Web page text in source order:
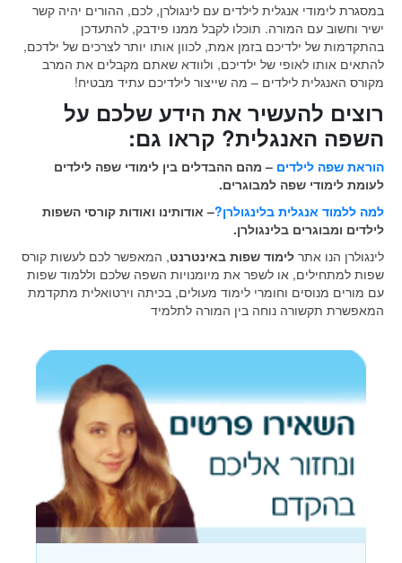
במסגרת לימודי אנגלית לילדים עם לינגולרן, לכם, ההורים יהיה קשר
ישיר וחשוב עם המורה. תוכלו לקבל ממנו פידבק, להתעדכן
בהתקדמות של ילדיכם בזמן אמת, לכוון אותו יותר לצרכים של ילדכם,
להתאים אותו לאופי של ילדיכם, ולוודא שאתם מקבלים את המרב
מקורס האנגלית לילדים – מה שייצור לילדיכם עתיד מבטיח!
רוצים להעשיר את הידע שלכם על
השפה האנגלית? קראו גם:
הוראת שפה לילדים – מהם ההבדלים בין לימודי שפה לילדים
לעומת לימודי שפה למבוגרים.
למה ללמוד אנגלית בלינגולרן?– אודותינו ואודות קורסי השפות
לילדים ומבוגרים בלינגולרן.
לינגולרן הנו אתר לימוד שפות באינטרנט, המאפשר לכם לעשות קורס
שפות למתחילים, או לשפר את מיומנויות השפה שלכם וללמוד שפות
עם מורים מנוסים וחומרי לימוד מעולים, בכיתה וירטואלית מתקדמת
המאפשרת תקשורה נוחה בין המורה לתלמיד